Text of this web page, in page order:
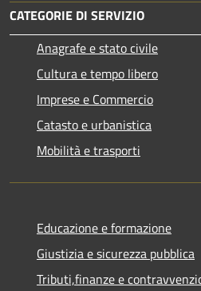
CATEGORIE DI SERVIZIO
Anagrafe e stato civile
Cultura e tempo libero
Imprese e Commercio
Catasto e urbanistica
Mobilità e trasporti
Educazione e formazione
Giustizia e sicurezza pubblica
Tributi,finanze e